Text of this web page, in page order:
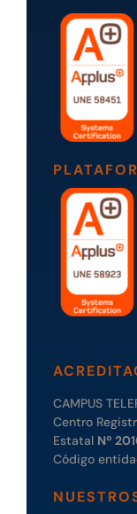
CAMPUS
Centro
Estatal Nº
Código